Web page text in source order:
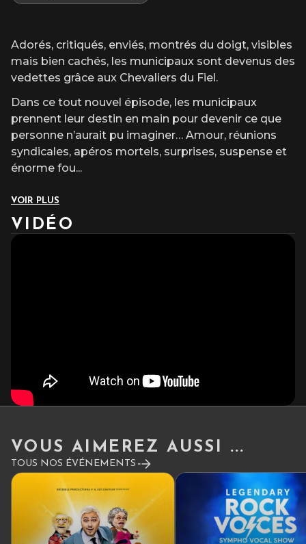
Adorés, critiqués, enviés, montrés du doigt, visibles
mais bien cachés, les municipaux sont devenus des
vedettes grâce aux Chevaliers du Fiel.
Dans ce tout nouvel épisode, les municipaux
prennent leur destin en main pour devenir ce que
personne n’aurait pu imaginer… Amour, réunions
syndicales, apéros mortels, surprises, suspense et
énorme fou...
VOIR PLUS
VIDÉO
VOUS AIMEREZ AUSSI ...
TOUS NOS ÉVÉNEMENTS